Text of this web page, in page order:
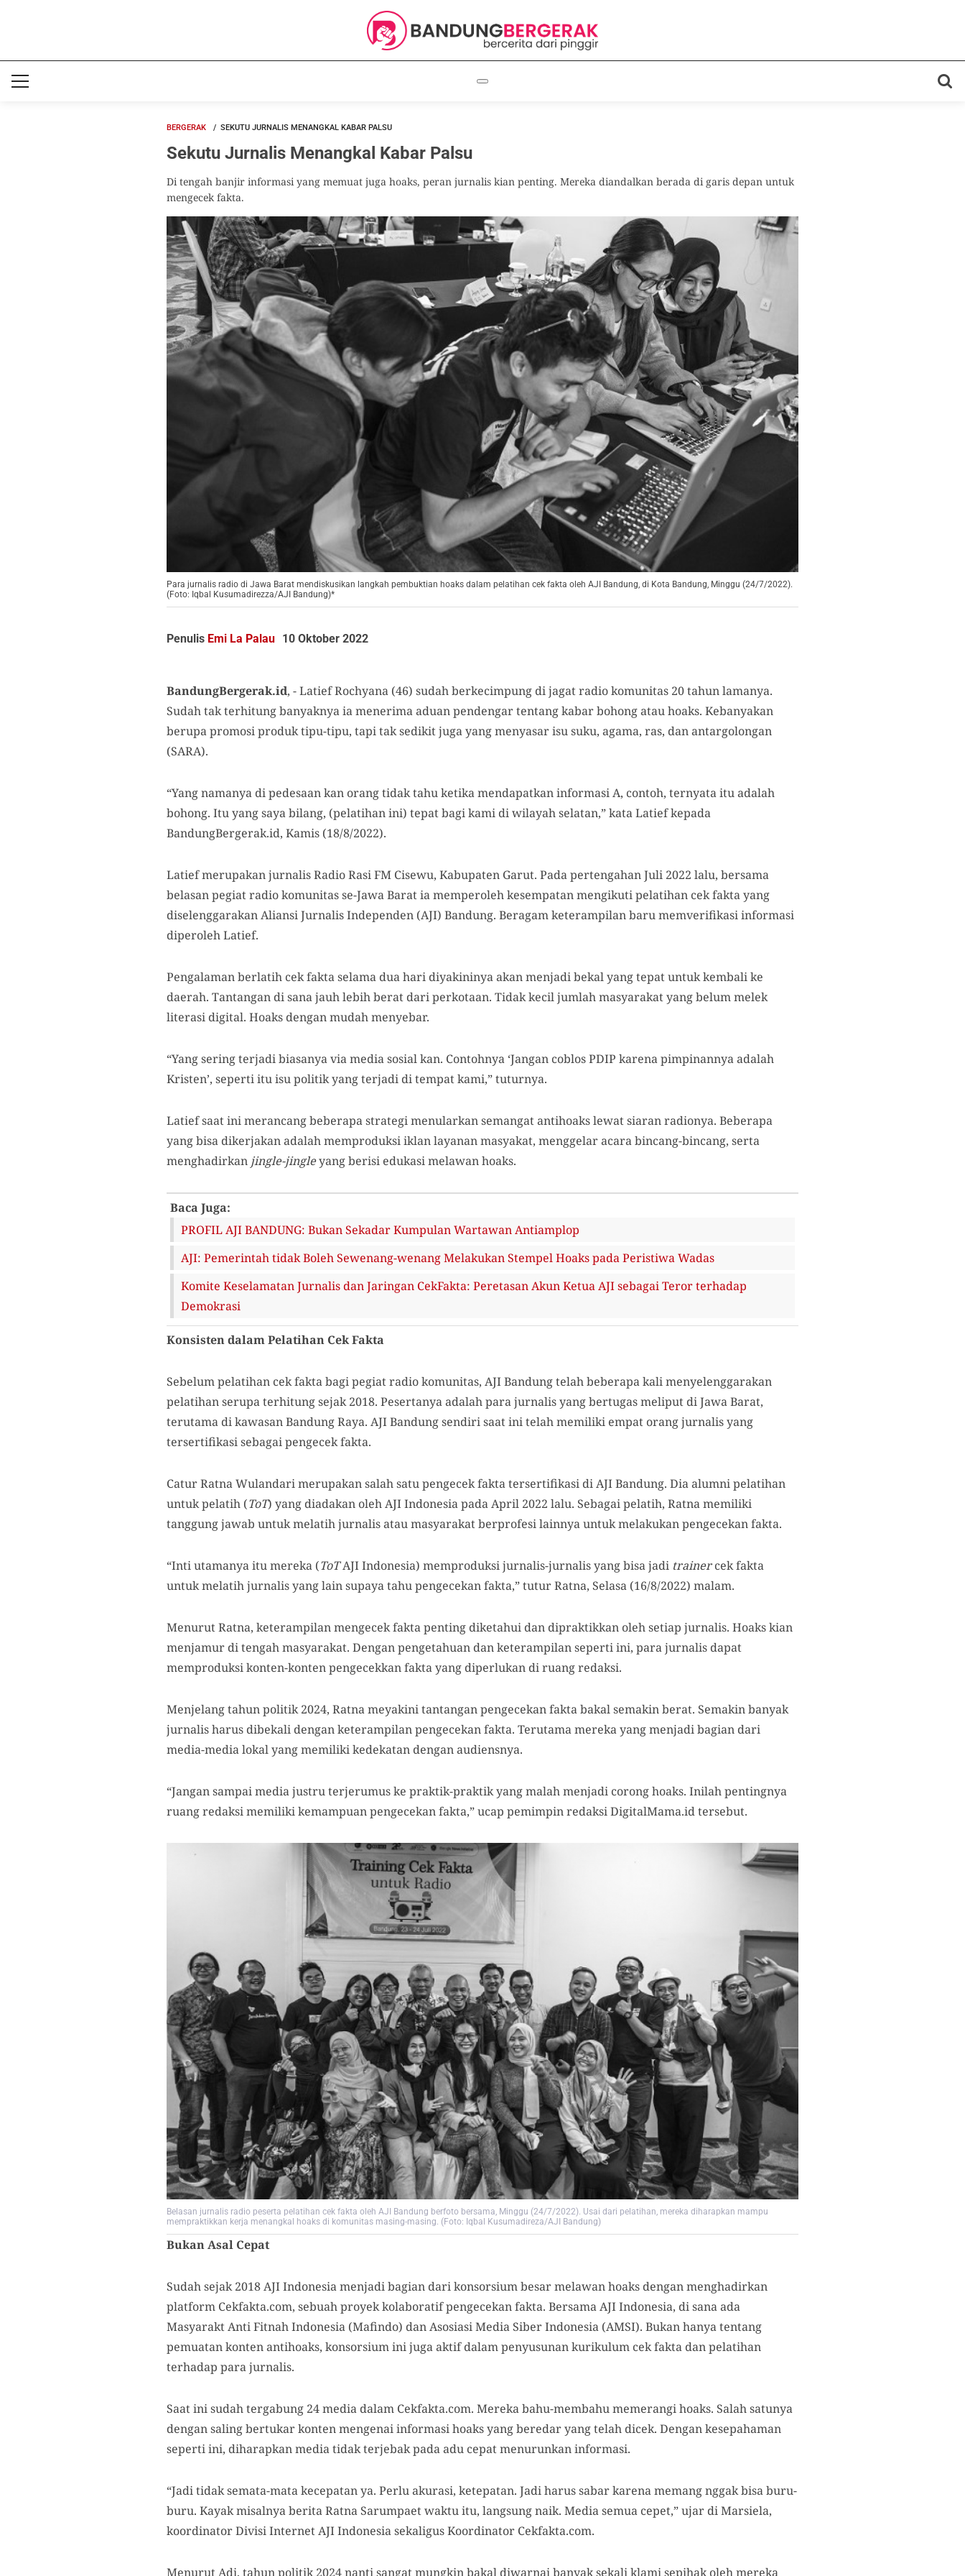
BERGERAK SEKUTU JURNALIS MENANGKAL KABAR PALSU
Sekutu Jurnalis Menangkal Kabar Palsu
Di tengah banjir informasi yang memuat juga hoaks, peran jurnalis kian penting. Mereka diandalkan berada di garis depan untuk
mengecek fakta.
Para jurnalis radio di Jawa Barat mendiskusikan langkah pembuktian hoaks dalam pelatihan cek fakta oleh AJI Bandung, di Kota Bandung, Minggu (24/7/2022).
(Foto: Iqbal Kusumadirezza/AJI Bandung)*
Penulis Emi La Palau 10 Oktober 2022
BandungBergerak.id, - Latief Rochyana (46) sudah berkecimpung di jagat radio komunitas 20 tahun lamanya.
Sudah tak terhitung banyaknya ia menerima aduan pendengar tentang kabar bohong atau hoaks. Kebanyakan
berupa promosi produk tipu-tipu, tapi tak sedikit juga yang menyasar isu suku, agama, ras, dan antargolongan
(SARA).
“Yang namanya di pedesaan kan orang tidak tahu ketika mendapatkan informasi A, contoh, ternyata itu adalah
bohong. Itu yang saya bilang, (pelatihan ini) tepat bagi kami di wilayah selatan,” kata Latief kepada
BandungBergerak.id, Kamis (18/8/2022).
Latief merupakan jurnalis Radio Rasi FM Cisewu, Kabupaten Garut. Pada pertengahan Juli 2022 lalu, bersama
belasan pegiat radio komunitas se-Jawa Barat ia memperoleh kesempatan mengikuti pelatihan cek fakta yang
diselenggarakan Aliansi Jurnalis Independen (AJI) Bandung. Beragam keterampilan baru memverifikasi informasi
diperoleh Latief.
Pengalaman berlatih cek fakta selama dua hari diyakininya akan menjadi bekal yang tepat untuk kembali ke
daerah. Tantangan di sana jauh lebih berat dari perkotaan. Tidak kecil jumlah masyarakat yang belum melek
literasi digital. Hoaks dengan mudah menyebar.
“Yang sering terjadi biasanya via media sosial kan. Contohnya ‘Jangan coblos PDIP karena pimpinannya adalah
Kristen’, seperti itu isu politik yang terjadi di tempat kami,” tuturnya.
Latief saat ini merancang beberapa strategi menularkan semangat antihoaks lewat siaran radionya. Beberapa
yang bisa dikerjakan adalah memproduksi iklan layanan masyakat, menggelar acara bincang-bincang, serta
menghadirkan jingle-jingleyang berisi edukasi melawan hoaks.
Baca Juga:
PROFIL AJI BANDUNG: Bukan Sekadar Kumpulan Wartawan Antiamplop
AJI: Pemerintah tidak Boleh Sewenang-wenang Melakukan Stempel Hoaks pada Peristiwa Wadas
Komite Keselamatan Jurnalis dan Jaringan CekFakta: Peretasan Akun Ketua AJI sebagai Teror terhadap
Demokrasi
Konsisten dalam Pelatihan Cek Fakta
Sebelum pelatihan cek fakta bagi pegiat radio komunitas, AJI Bandung telah beberapa kali menyelenggarakan
pelatihan serupa terhitung sejak 2018. Pesertanya adalah para jurnalis yang bertugas meliput di Jawa Barat,
terutama di kawasan Bandung Raya. AJI Bandung sendiri saat ini telah memiliki empat orang jurnalis yang
tersertifikasi sebagai pengecek fakta.
Catur Ratna Wulandari merupakan salah satu pengecek fakta tersertifikasi di AJI Bandung. Dia alumni pelatihan
untuk pelatih (ToT) yang diadakan oleh AJI Indonesia pada April 2022 lalu. Sebagai pelatih, Ratna memiliki
tanggung jawab untuk melatih jurnalis atau masyarakat berprofesi lainnya untuk melakukan pengecekan fakta.
“Inti utamanya itu mereka (ToTAJI Indonesia) memproduksi jurnalis-jurnalis yang bisa jadi trainercek fakta
untuk melatih jurnalis yang lain supaya tahu pengecekan fakta,” tutur Ratna, Selasa (16/8/2022) malam.
Menurut Ratna, keterampilan mengecek fakta penting diketahui dan dipraktikkan oleh setiap jurnalis. Hoaks kian
menjamur di tengah masyarakat. Dengan pengetahuan dan keterampilan seperti ini, para jurnalis dapat
memproduksi konten-konten pengecekkan fakta yang diperlukan di ruang redaksi.
Menjelang tahun politik 2024, Ratna meyakini tantangan pengecekan fakta bakal semakin berat. Semakin banyak
jurnalis harus dibekali dengan keterampilan pengecekan fakta. Terutama mereka yang menjadi bagian dari
media-media lokal yang memiliki kedekatan dengan audiensnya.
“Jangan sampai media justru terjerumus ke praktik-praktik yang malah menjadi corong hoaks. Inilah pentingnya
ruang redaksi memiliki kemampuan pengecekan fakta,” ucap pemimpin redaksi DigitalMama.id tersebut.
Belasan jurnalis radio peserta pelatihan cek fakta oleh AJI Bandung berfoto bersama, Minggu (24/7/2022). Usai dari pelatihan, mereka diharapkan mampu
mempraktikkan kerja menangkal hoaks di komunitas masing-masing. (Foto: Iqbal Kusumadireza/AJI Bandung)
Bukan Asal Cepat
Sudah sejak 2018 AJI Indonesia menjadi bagian dari konsorsium besar melawan hoaks dengan menghadirkan
platform Cekfakta.com, sebuah proyek kolaboratif pengecekan fakta. Bersama AJI Indonesia, di sana ada
Masyarakt Anti Fitnah Indonesia (Mafindo) dan Asosiasi Media Siber Indonesia (AMSI). Bukan hanya tentang
pemuatan konten antihoaks, konsorsium ini juga aktif dalam penyusunan kurikulum cek fakta dan pelatihan
terhadap para jurnalis.
Saat ini sudah tergabung 24 media dalam Cekfakta.com. Mereka bahu-membahu memerangi hoaks. Salah satunya
dengan saling bertukar konten mengenai informasi hoaks yang beredar yang telah dicek. Dengan kesepahaman
seperti ini, diharapkan media tidak terjebak pada adu cepat menurunkan informasi.
“Jadi tidak semata-mata kecepatan ya. Perlu akurasi, ketepatan. Jadi harus sabar karena memang nggak bisa buru-
buru. Kayak misalnya berita Ratna Sarumpaet waktu itu, langsung naik. Media semua cepet,” ujar di Marsiela,
koordinator Divisi Internet AJI Indonesia sekaligus Koordinator Cekfakta.com.
Menurut Adi, tahun politik 2024 nanti sangat mungkin bakal diwarnai banyak sekali klami sepihak oleh mereka